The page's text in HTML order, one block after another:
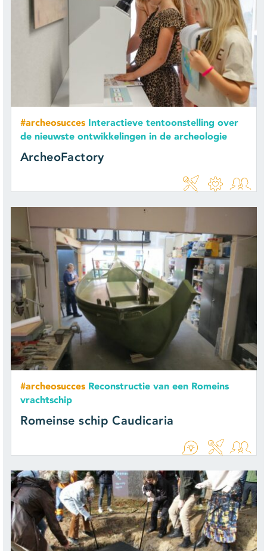
#archeosucces Interactieve tentoonstelling over
de nieuwste ontwikkelingen in de archeologie
ArcheoFactory
#archeosucces Reconstructie van een Romeins
vrachtschip
Romeinse schip Caudicaria